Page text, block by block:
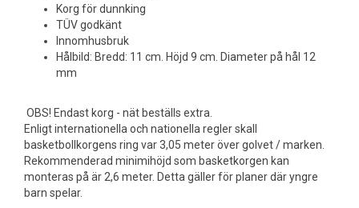
Korg för dunnking
TÜV godkänt
Innomhusbruk
Hålbild: Bredd: 11 cm. Höjd 9 cm. Diameter på hål 12
mm
OBS! Endast korg - nät beställs extra.
Enligt internationella och nationella regler skall
basketbollkorgens ring var 3,05 meter över golvet / marken.
Rekommenderad minimihöjd som basketkorgen kan
monteras på är 2,6 meter. Detta gäller för planer där yngre
barn spelar.